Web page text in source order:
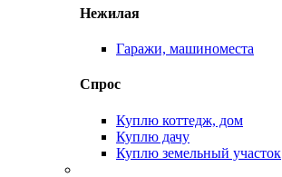
Нежилая
Гаражи, машиноместа
Спрос
Куплю коттедж, дом
Куплю дачу
Куплю земельный участок